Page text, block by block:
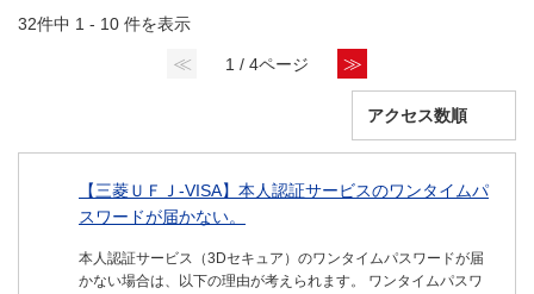
32件中 1 - 10 件を表示
≪ 1 / 4ページ ≫
【三菱ＵＦＪ-VISA】本人認証サービスのワンタイムパ
スワードが届かない。
本人認証サービス（3Dセキュア）のワンタイムパスワードが届
かない場合は、以下の理由が考えられます。 ワンタイムパスワ